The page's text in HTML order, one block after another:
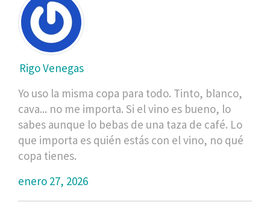
Rigo Venegas
Yo uso la misma copa para todo. Tinto, blanco,
cava... no me importa. Si el vino es bueno, lo
sabes aunque lo bebas de una taza de café. Lo
que importa es quién estás con el vino, no qué
copa tienes.
enero 27, 2026